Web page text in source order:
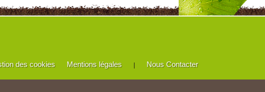
des cookies Mentions légales | Nous Contacter